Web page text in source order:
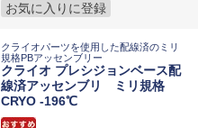
お気に入りに登録
クライオパーツを使用した配線済のミリ
規格PBアッセンブリー
クライオ プレシジョンベース配
線済アッセンブリ ミリ規格
CRYO -196℃